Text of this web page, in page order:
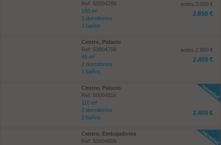
Ref: 50004288
180 m²
5 dormitorios
3 baños
antes 3.000 €
2.850 €
Centro, Palacio
Ref: 50004706
95 m²
2 dormitorios
1 baños
antes 2.800 €
2.400 €
Centro, Palacio
Ref: 50004816
110 m²
2 dormitorios
2 baños
2.400 €
Centro, Embajadores
Ref: 50004809